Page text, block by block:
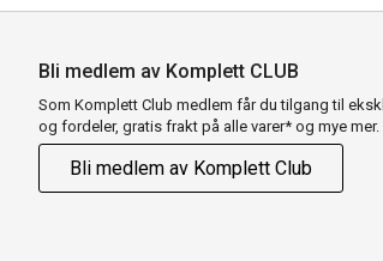
Bli medlem av Komplett CLUB
Som Komplett Club medlem får du tilgang til
og fordeler, gratis frakt på alle varer* og mye mer.
Bli medlem av Komplett Club